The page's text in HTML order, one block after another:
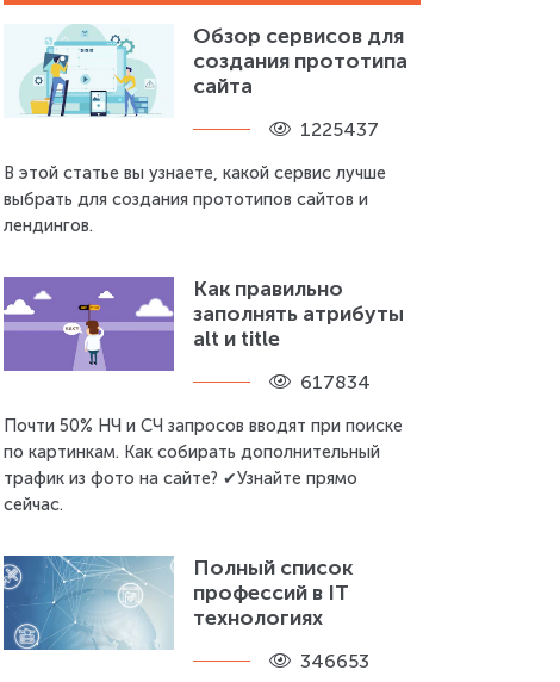
Обзор сервисов для
создания прототипа
сайта
1225437
В этой статье вы узнаете, какой сервис лучше
выбрать для создания прототипов сайтов и
лендингов.
Как правильно
заполнять атрибуты
alt и title
617834
Почти 50% НЧ и СЧ запросов вводят при поиске
по картинкам. Как собирать дополнительный
трафик из фото на сайте? ✔Узнайте прямо
сейчас.
Полный список
профессий в IT
технологиях
346653